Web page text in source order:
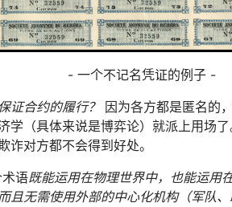
- 一个不记名凭证的例子 -
证合约的履行？
因为各方都是匿名的
学（具体来说是博弈论）就派上用场
对方都不会得到好处。
术语既能运用在物理世界中，也能运用
且无需使用外部的中心化机构（军队